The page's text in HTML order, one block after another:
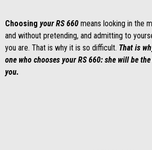
Choosing your RS 660 means looking in the
and without pretending, and admitting to
you are. That is why it is so difficult. That is
one who chooses your RS 660: she will be
you.